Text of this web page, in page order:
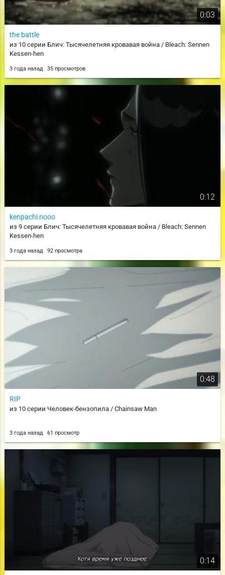
0:03
the battle
из 10 серии Блич: Тысячелетняя кровавая война / Bleach: Sennen
Kessen-hen
3 года назад 35 просмотров
0:12
kenpachi nooo
из 9 серии Блич: Тысячелетняя кровавая война / Bleach: Sennen
Kessen-hen
3 года назад 92 просмотра
0:48
RIP
из 10 серии Человек-бензопила / Chainsaw Man
3 года назад 61 просмотр
0:14